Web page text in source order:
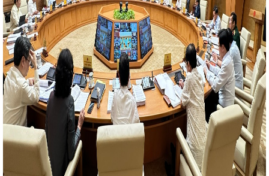
Truyền hình Hà Tĩnh)
Thống nhất chủ trương thành lập
nhà máy ô tô điện
Hà Tĩnh sắp ra mắt ứng dụng i-
ánh hiện trường nhanh, minh bạch, lấy người dân làm trung tâm
THƯƠNG HÀ TĨNH - NHỮNG KẾT QUẢ NỔI BẬT NĂM 2022
tồn, phát huy giá trị di sản dân ca Ví, Giặm Nghệ Tĩnh”
quyết định công nhận CĐCS Công ty TNHH Thương mại tổng
Nguyễn Hoàng Long thị sát dự án nhiệt điện Vũng Áng II
tháng 02 và 02 tháng đầu năm 2026
Ngành Công
trọng vào phát triển kinh tế
Tiếp sức phát triển Logistic
thanh và Truyền hình tỉnh Hà Tĩnh)
Hòa chung không khí
nước, sáng nay (5/3), 1.690 công dân ưu tú Hà Tĩnh lên đường
Công an nhân dân.
Ủy viên Trung ương Đảng, Quyền Bộ
Hùng ứng cử đại biểu Quốc hội khóa XVI tại Hải Phòng
BỘ CÔNG THƯƠNG VỚI GIÁM ĐỐC SỞ CÔNG THƯƠNG CÁC
TRUNG ƯƠNG
Tiêu điểm 10 sự kiện nổi bật ngành
Hà Tĩnh trưng bày, giới thiệu, quảng bá, kết nối xúc tiến thương